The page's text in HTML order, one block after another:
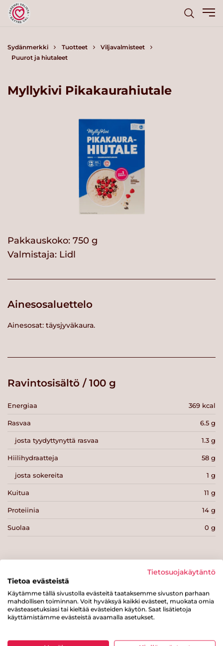
Sydänmerkki Tuotteet
Viljavalmisteet
Puurot ja hiutaleet
Myllykivi Pikakaurahiutale
Pakkauskoko: 750 g
Valmistaja: Lidl
Ainesosaluettelo
Ainesosat: täysjyväkaura.
Ravintosisältö / 100 g
Energiaa 369 kcal
Rasvaa 6.5 g
josta tyydyttynyttä rasvaa 1.3 g
Hiilihydraatteja 58 g
josta sokereita 1 g
Kuitua 11 g
Proteiinia 14 g
Suolaa 0 g
Tulosta sivu
Tietosuojakäytäntö
Tietoa evästeistä
Käytämme tällä sivustolla evästeitä taataksemme sivuston parhaan
mahdollisen toiminnan. Voit hyväksyä kaikki evästeet, muokata omia
evästeasetuksiasi tai kieltää evästeiden käytön. Saat lisätietoja
käyttämistämme evästeistä avaamalla asetukset.